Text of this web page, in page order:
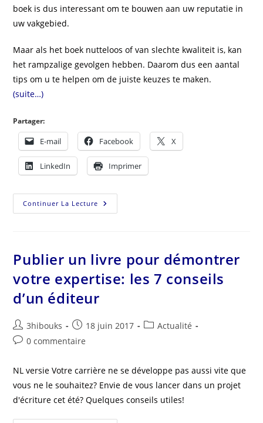
boek is dus interessant om te bouwen aan uw reputatie in
uw vakgebied.
Maar als het boek nutteloos of van slechte kwaliteit is, kan
het rampzalige gevolgen hebben. Daarom dus een aantal
tips om u te helpen om de juiste keuzes te maken.
(suite…)
Partager:
E-mail Facebook X
LinkedIn Imprimer
Continuer La Lecture
Publier un livre pour démontrer
votre expertise: les 7 conseils
d’un éditeur
3hibouks 18 juin 2017
Actualité
0 commentaire
NL versie Votre carrière ne se développe pas aussi vite que
vous ne le souhaitez? Envie de vous lancer dans un projet
d'écriture cet été? Quelques conseils utiles!